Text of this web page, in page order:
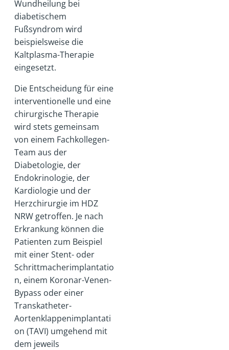
Wundheilung bei
diabetischem
Fußsyndrom wird
beispielsweise die
Kaltplasma-Therapie
eingesetzt.
Die Entscheidung für eine
interventionelle und eine
chirurgische Therapie
wird stets gemeinsam
von einem Fachkollegen-
Team aus der
Diabetologie, der
Endokrinologie, der
Kardiologie und der
Herzchirurgie im HDZ
NRW getroffen. Je nach
Erkrankung können die
Patienten zum Beispiel
mit einer Stent- oder
Schrittmacherimplantatio
n, einem Koronar-Venen-
Bypass oder einer
Transkatheter-
Aortenklappenimplantati
on (TAVI) umgehend mit
dem jeweils